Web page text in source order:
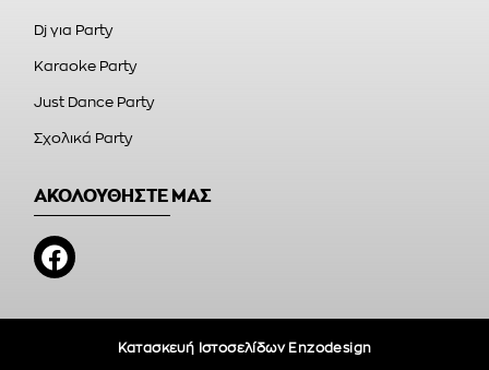
Dj για Party
Karaoke Party
Just Dance Party
Σχολικά Party
ΑΚΟΛΟΥΘΗΣΤΕ ΜΑΣ
Κατασκευή Ιστοσελίδων Enzodesign